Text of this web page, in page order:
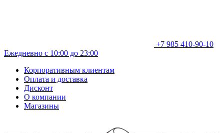
+7 985 410-90-10
Ежедневно с 10:00 до 23:00
Корпоративным клиентам
Оплата и доставка
Дисконт
О компании
Магазины